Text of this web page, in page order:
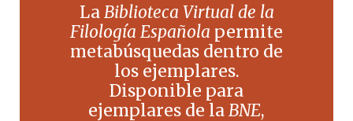
LaBiblioteca Virtual de la
Filología Española permite
metabúsquedas dentro de
los ejemplares.
Disponible para
ejemplares de laBNE,